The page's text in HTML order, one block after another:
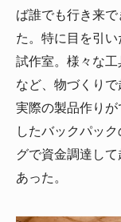
ば誰でも行き来
た。特に目を引い
試作室。様々な
など、物づくり
実際の製品作り
したバックパッ
グで資金調達し
あった。